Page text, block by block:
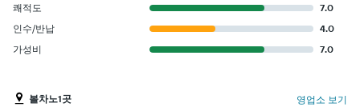
쾌적도
7.0
인수/반납
4.0
가성비
7.0
볼차노1곳 영업소 보기